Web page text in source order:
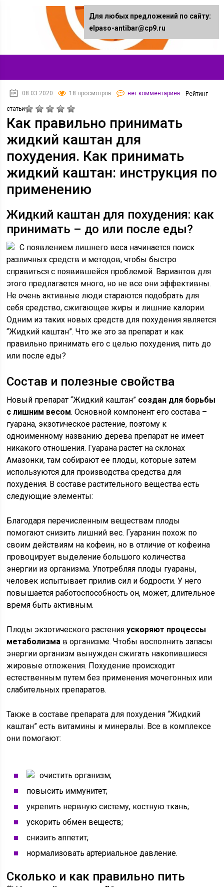
08.03.2020 18 просмотров нет комментариев Рейтинг
статьи
Как правильно принимать
жидкий каштан для
похудения. Как принимать
жидкий каштан: инструкция по
применению
Жидкий каштан для похудения: как
принимать – до или после еды?
С появлением лишнего веса начинается поиск
различных средств и методов, чтобы быстро
справиться с появившейся проблемой. Вариантов для
этого предлагается много, но не все они эффективны.
Не очень активные люди стараются подобрать для
себя средство, сжигающее жиры и лишние калории.
Одним из таких новых средств для похудения является
“Жидкий каштан”. Что же это за препарат и как
правильно принимать его с целью похудения, пить до
или после еды?
Состав и полезные свойства
Новый препарат “Жидкий каштан” создан для борьбы
с лишним весом. Основной компонент его состава –
гуарана, экзотическое растение, поэтому к
одноименному названию дерева препарат не имеет
никакого отношения. Гуарана растет на склонах
Амазонки, там собирают ее плоды, которые затем
используются для производства средства для
похудения. В составе растительного вещества есть
следующие элементы:
Благодаря перечисленным веществам плоды
помогают снизить лишний вес. Гуаранин похож по
своим действиям на кофеин, но в отличие от кофеина
провоцирует выделение большого количества
энергии из организма. Употребляя плоды гуараны,
человек испытывает прилив сил и бодрости. У него
повышается работоспособность он, может, длительное
время быть активным.
Плоды экзотического растенияускоряют процессы
метаболизма в организме. Чтобы восполнить запасы
энергии организм вынужден сжигать накопившиеся
жировые отложения. Похудение происходит
естественным путем без применения мочегонных или
слабительных препаратов.
Также в составе препарата для похудения “Жидкий
каштан” есть витамины и минералы. Все в комплексе
они помогают:
очистить организм;
повысить иммунитет;
укрепить нервную систему, костную ткань;
ускорить обмен веществ;
снизить аппетит;
нормализовать артериальное давление.
Сколько и как правильно пить
Для любых предложений по сайту:
elpaso-antibar@cp9.ru